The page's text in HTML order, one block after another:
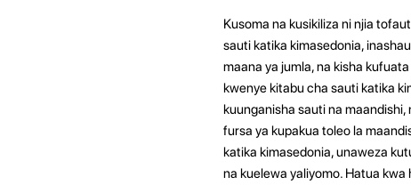
Kusoma na kusikiliza ni njia
sauti katika kimasedonia,
maana ya jumla, na kisha
kwenye kitabu cha sauti katika
kuunganisha sauti na
fursa ya kupakua toleo la
katika kimasedonia, unaweza
na kuelewa yaliyomo. Hatua